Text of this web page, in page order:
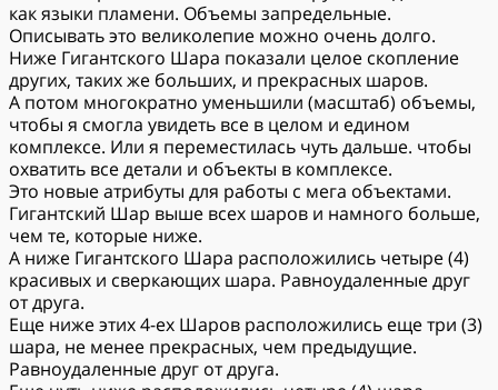
как языки пламени. Объемы запредельные.
Описывать это великолепие можно очень долго.
Ниже Гигантского Шара показали целое скопление
других, таких же больших, и прекрасных шаров.
А потом многократно уменьшили (масштаб) объемы,
чтобы я смогла увидеть все в целом и едином
комплексе. Или я переместилась чуть дальше. чтобы
охватить все детали и объекты в комплексе.
Это новые атрибуты для работы с мега объектами.
Гигантский Шар выше всех шаров и намного больше,
чем те, которые ниже.
А ниже Гигантского Шара расположились четыре (4)
красивых и сверкающих шара. Равноудаленные друг
от друга.
Еще ниже этих 4-ех Шаров расположились еще три (3)
шара, не менее прекрасных, чем предыдущие.
Равноудаленные друг от друга.